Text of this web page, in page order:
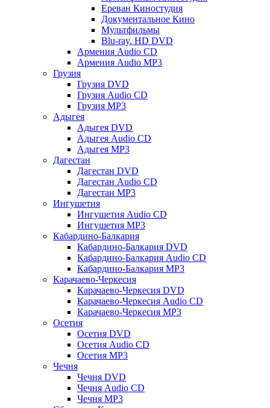
Ереван Киностудия
Документальное Кино
Мультфильмы
Blu-ray. HD DVD
Армения Audio CD
Армения Audio MP3
Грузия
Грузия DVD
Грузия Audio CD
Грузия MP3
Адыгея
Адыгея DVD
Адыгея Audio CD
Адыгея MP3
Дагестан
Дагестан DVD
Дагестан Audio CD
Дагестан MP3
Ингушетия
Ингушетия Audio CD
Ингушетия MP3
Кабардино-Балкария
Кабардино-Балкария DVD
Кабардино-Балкария Audio CD
Кабардино-Балкария MP3
Карачаево-Черкесия
Карачаево-Черкесия DVD
Карачаево-Черкесия Audio CD
Карачаево-Черкесия MP3
Осетия
Осетия DVD
Осетия Audio CD
Осетия MP3
Чечня
Чечня DVD
Чечня Audio CD
Чечня MP3